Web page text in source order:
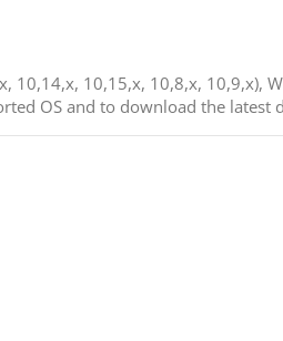
10,14,x, 10,15,x, 10,8,x, 10,9,x),
OS and to download the latest